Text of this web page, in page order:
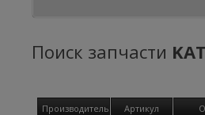
Поиск запчасти
Производитель Артикул